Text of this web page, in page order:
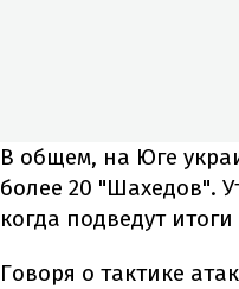
В общем, на Юге
более 20 "Шахедов".
когда подведут
Говоря о тактике